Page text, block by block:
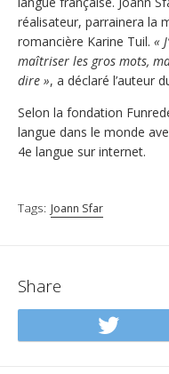
réalisateur, parrainera la
romancière Karine Tuil. «
maîtriser les gros mots,
dire », a déclaré l’auteur
Selon la fondation
langue dans le monde
4e langue sur internet.
Tags: Joann Sfar
Share
on